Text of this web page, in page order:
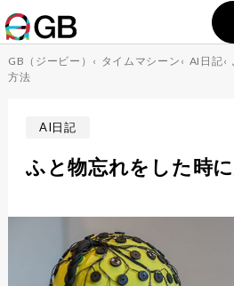
GB（ジービー） ‹ タイムマシーン ‹ AI日記‹
方法
AI日記
ふと物忘れをした時